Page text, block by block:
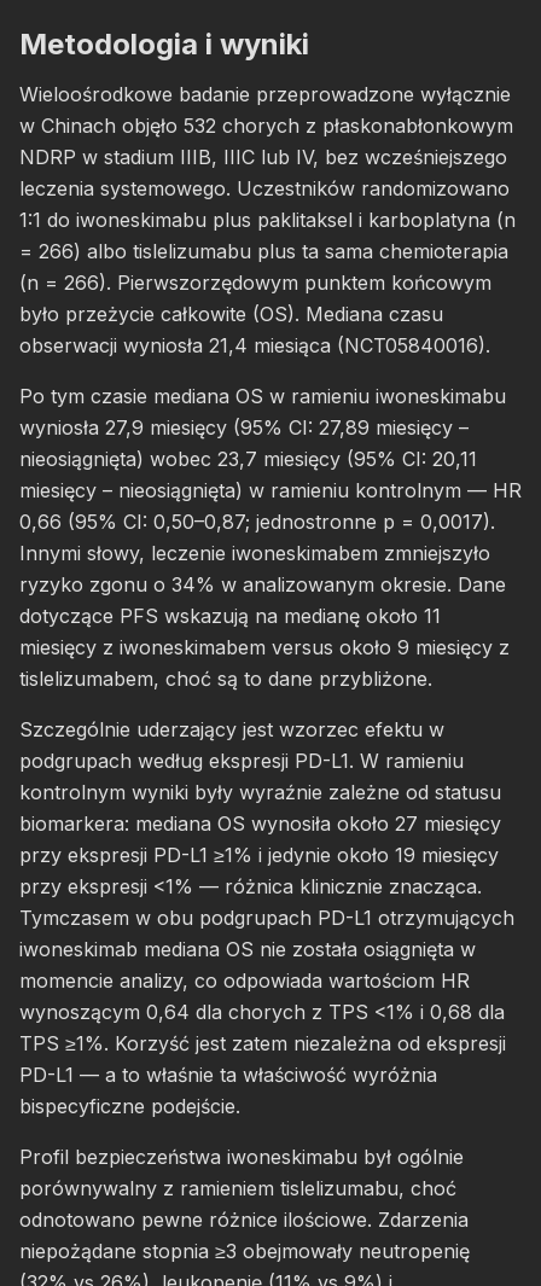
Metodologia i wyniki
Wieloośrodkowe badanie przeprowadzone wyłącznie
w Chinach objęło 532 chorych z płaskonabłonkowym
NDRP w stadium IIIB, IIIC lub IV, bez wcześniejszego
leczenia systemowego. Uczestników randomizowano
1:1 do iwoneskimabu plus paklitaksel i karboplatyna (n
= 266) albo tislelizumabu plus ta sama chemioterapia
(n = 266). Pierwszorzędowym punktem końcowym
było przeżycie całkowite (OS). Mediana czasu
obserwacji wyniosła 21,4 miesiąca (NCT05840016).
Po tym czasie mediana OS w ramieniu iwoneskimabu
wyniosła 27,9 miesięcy (95% CI: 27,89 miesięcy –
nieosiągnięta) wobec 23,7 miesięcy (95% CI: 20,11
miesięcy – nieosiągnięta) w ramieniu kontrolnym — HR
0,66 (95% CI: 0,50–0,87; jednostronne p = 0,0017).
Innymi słowy, leczenie iwoneskimabem zmniejszyło
ryzyko zgonu o 34% w analizowanym okresie. Dane
dotyczące PFS wskazują na medianę około 11
miesięcy z iwoneskimabem versus około 9 miesięcy z
tislelizumabem, choć są to dane przybliżone.
Szczególnie uderzający jest wzorzec efektu w
podgrupach według ekspresji PD-L1. W ramieniu
kontrolnym wyniki były wyraźnie zależne od statusu
biomarkera: mediana OS wynosiła około 27 miesięcy
przy ekspresji PD-L1 ≥1% i jedynie około 19 miesięcy
przy ekspresji <1% — różnica klinicznie znacząca.
Tymczasem w obu podgrupach PD-L1 otrzymujących
iwoneskimab mediana OS nie została osiągnięta w
momencie analizy, co odpowiada wartościom HR
wynoszącym 0,64 dla chorych z TPS <1% i 0,68 dla
TPS ≥1%. Korzyść jest zatem niezależna od ekspresji
PD-L1 — a to właśnie ta właściwość wyróżnia
bispecyficzne podejście.
Profil bezpieczeństwa iwoneskimabu był ogólnie
porównywalny z ramieniem tislelizumabu, choć
odnotowano pewne różnice ilościowe. Zdarzenia
niepożądane stopnia ≥3 obejmowały neutropenię